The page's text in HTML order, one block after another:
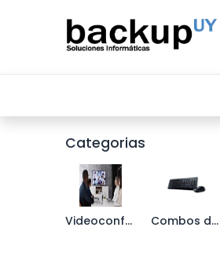
Categorias
Videoconferencia Combos de Teclado y Mouse